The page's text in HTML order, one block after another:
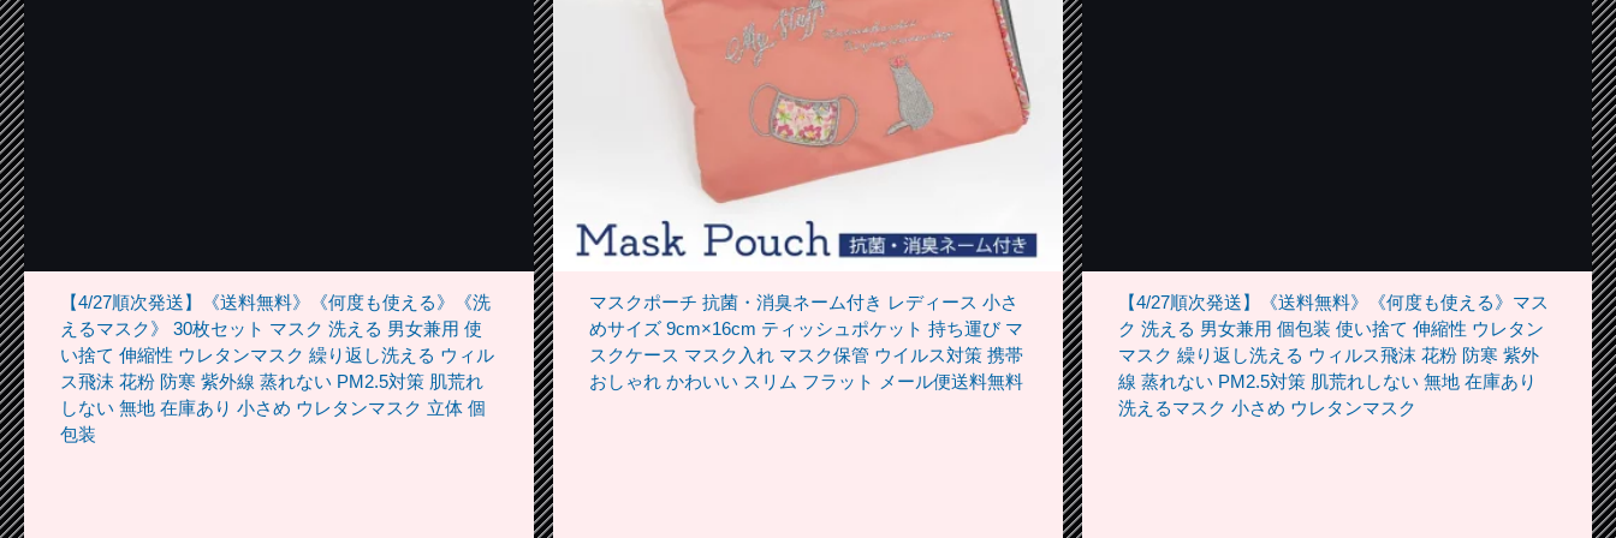
【4/27順次発送】《送料無料》《何度も使える》《洗
えるマスク》 30枚セット マスク 洗える 男女兼用 使
い捨て 伸縮性 ウレタンマスク 繰り返し洗える ウィル
ス飛沫 花粉 防寒 紫外線 蒸れない PM2.5対策 肌荒れ
しない 無地 在庫あり 小さめ ウレタンマスク 立体 個
包装
マスクポーチ 抗菌・消臭ネーム付き レディース 小さ
めサイズ 9cm×16cm ティッシュポケット 持ち運び マ
スクケース マスク入れ マスク保管 ウイルス対策 携帯
おしゃれ かわいい スリム フラット メール便送料無料
【4/27順次発送】《送料無料》《何度も使える》マス
ク 洗える 男女兼用 個包装 使い捨て 伸縮性 ウレタン
マスク 繰り返し洗える ウィルス飛沫 花粉 防寒 紫外
線 蒸れない PM2.5対策 肌荒れしない 無地 在庫あり
洗えるマスク 小さめ ウレタンマスク